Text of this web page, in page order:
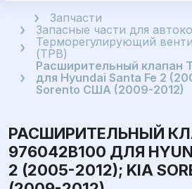
ГлавнаяЗапчасти
Запасные части для
Терморегулирующий
(ТРВ)
Расширительный клапан
для Hyundai Santa Fe 2
Sorento США (2009-2012)
РАСШИРИТЕЛЬНЫЙ
976042B100 ДЛЯ
2 (2005-2012); KIA